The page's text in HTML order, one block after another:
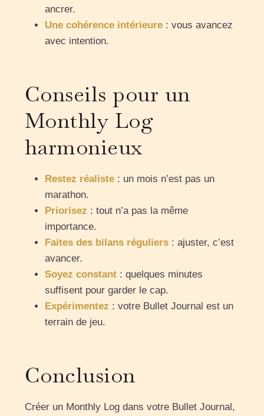
ancrer.
Une cohérence intérieure: vous avancez
avec intention.
Conseils pour un
Monthly Log
harmonieux
Restez réaliste: un mois n’est pas un
marathon.
Priorisez : tout n’a pas la même
importance.
Faites des bilans réguliers : ajuster, c’est
avancer.
Soyez constant: quelques minutes
suffisent pour garder le cap.
Expérimentez : votre Bullet Journal est un
terrain de jeu.
Conclusion
Créer un Monthly Log dans votre Bullet Journal,